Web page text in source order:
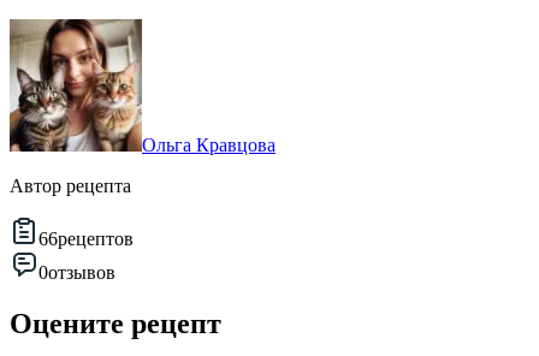
Ольга Кравцова
Автор рецепта
66рецептов
0отзывов
Оцените рецепт